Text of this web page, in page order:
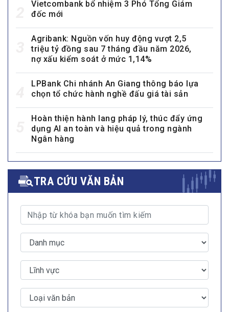
Vietcombank bổ nhiệm 3 Phó Tổng Giám
đốc mới
Agribank: Nguồn vốn huy động vượt 2,5
triệu tỷ đồng sau 7 tháng đầu năm 2026,
nợ xấu kiểm soát ở mức 1,14%
LPBank Chi nhánh An Giang thông báo lựa
chọn tổ chức hành nghề đấu giá tài sản
Hoàn thiện hành lang pháp lý, thúc đẩy ứng
dụng AI an toàn và hiệu quả trong ngành
Ngân hàng
TRA CỨU VĂN BẢN